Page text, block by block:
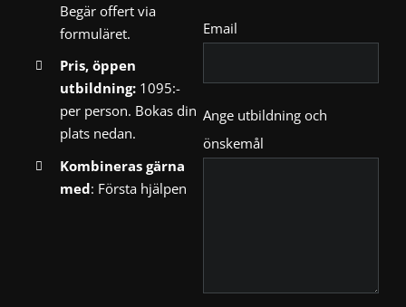
Begär offert via
formuläret.
Pris, öppen
utbildning: 1095:-
per person. Bokas din
plats nedan.
Kombineras gärna
med: Första hjälpen
Email
Ange utbildning och
önskemål